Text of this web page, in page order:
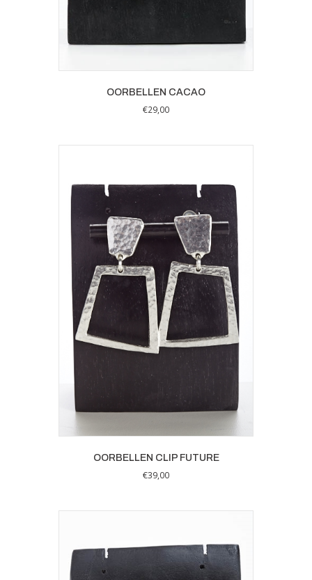
OORBELLEN CACAO
€29,00
OORBELLEN CLIP FUTURE
€39,00